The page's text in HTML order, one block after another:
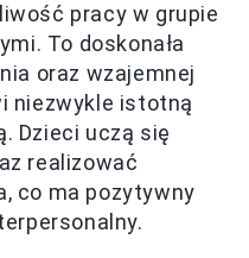
pracy w grupie
To doskonała
oraz wzajemnej
niezwykle istotną
Dzieci uczą się
realizować
co ma pozytywny